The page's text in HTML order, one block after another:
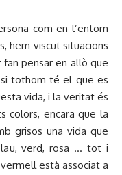
com en l’entorn
hem viscut situacions
pensar en allò que
tothom té el que es
vida, i la veritat és
colors, encara que la
grisos una vida que
verd, rosa … tot i
està associat a